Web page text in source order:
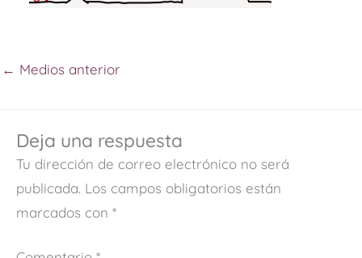
← Medios anterior
Deja una respuesta
Tu dirección de correo electrónico no será
publicada. Los campos obligatorios están
marcados con *